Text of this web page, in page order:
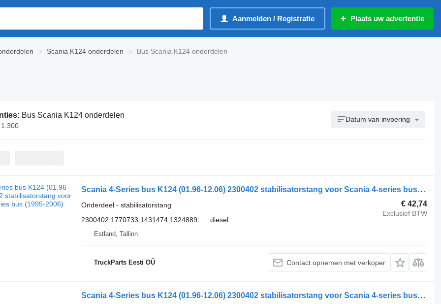
Aanmelden / Registratie Plaats uw advertentie
Scania K124 onderdelen Bus Scania K124 onderdelen
Bus Scania K124 onderdelen Datum van invoering
Scania 4-Series bus K124 (01.96-12.06) 2300402 stabilisatorstang voor Scania 4-series bus (1995-2006)
€ 42,74
Exclusief BTW
Onderdeel - stabilisatorstang
2300402 1770733 1431474 1324889
diesel
Estland, Tallinn
TruckParts Eesti OÜ Contact opnemen met verkoper
Scania 4-Series bus K124 (01.96-12.06) 2300402 stabilisatorstang voor Scania 4-series bus (1995-2006)